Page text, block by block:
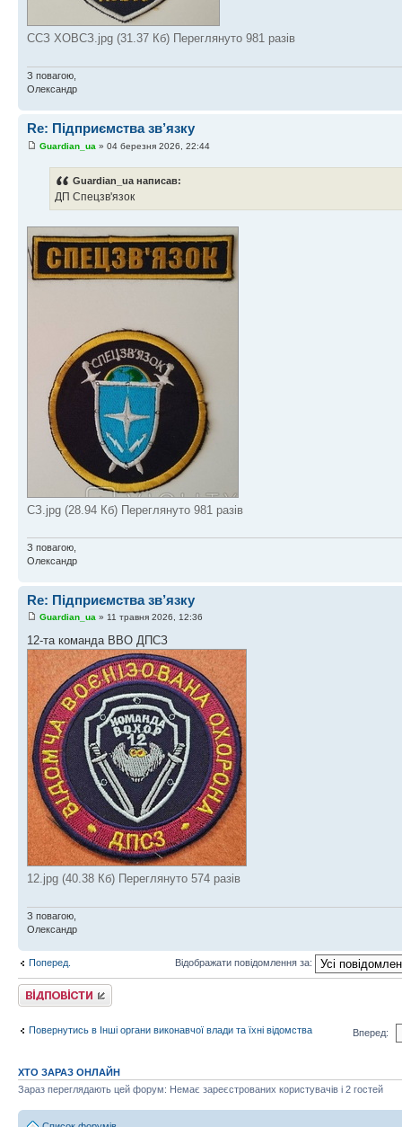
ССЗ ХОВСЗ.jpg (31.37 Кб) Переглянуто 981 разів
З повагою,
Олександр
Re: Підприємства зв’язку
Guardian_ua » 04 березня 2026, 22:44
Guardian_ua написав:
ДП Спецзв'язок
СЗ.jpg (28.94 Кб) Переглянуто 981 разів
З повагою,
Олександр
Re: Підприємства зв’язку
Guardian_ua » 11 травня 2026, 12:36
12-та команда ВВО ДПСЗ
12.jpg (40.38 Кб) Переглянуто 574 разів
З повагою,
Олександр
Поперед. Відображати повідомлення за:
Відповісти
Повернутись в Інші органи виконавчої влади та їхні відомства Вперед:
ХТО ЗАРАЗ ОНЛАЙН
Зараз переглядають цей форум: Немає зареєстрованих користувачів і 2 гостей